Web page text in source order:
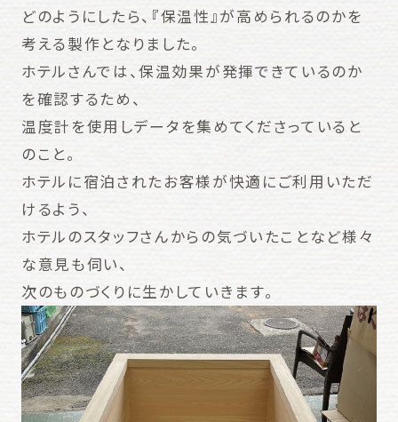
どのようにしたら、『保温性』が高められるのかを
考える製作となりました。
ホテルさんでは、保温効果が発揮できているのか
を確認するため、
温度計を使用しデータを集めてくださっていると
のこと。
ホテルに宿泊されたお客様が快適にご利用いただ
けるよう、
ホテルのスタッフさんからの気づいたことなど様々
な意見も伺い、
次のものづくりに生かしていきます。